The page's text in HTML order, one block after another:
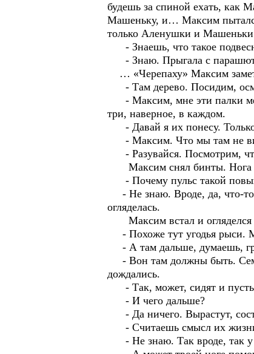
будешь за спиной ехать, как
Машеньку, и… Максим
только Аленушки и
- Знаешь, что такое
- Знаю. Прыгала с
… «Черепаху» Максим
- Там дерево. Посидим,
- Максим, мне эти палки
три, наверное, в каждом.
- Давай я их понесу. Только
- Максим. Что мы там не
- Разувайся. Посмотрим,
Максим снял бинты. Нога
- Почему пульс такой
- Не знаю. Вроде, да, что-то
огляделась.
Максим встал и огляделся
- Похоже тут угодья рыси.
- А там дальше, думаешь,
- Вон там должны быть.
дождались.
- Так, может, сидят и пусть
- И чего дальше?
- Да ничего. Вырастут,
- Считаешь смысл их жизни
- Не знаю. Так вроде, так у